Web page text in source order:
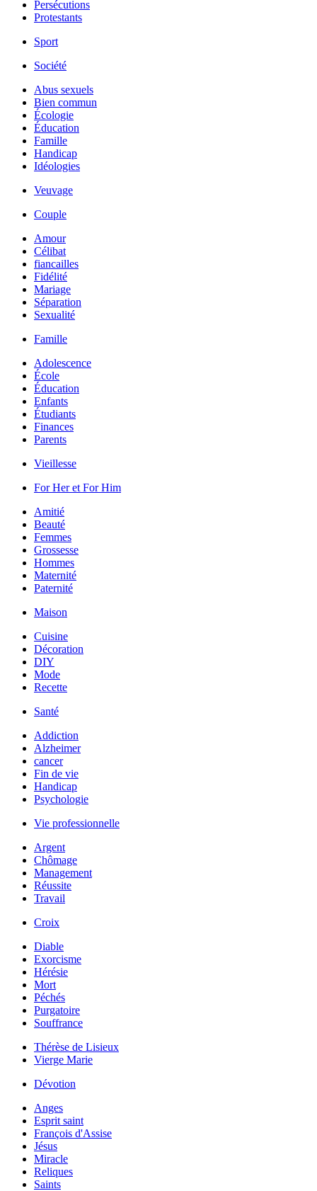
Persécutions
Protestants
Sport
Société
Abus sexuels
Bien commun
Écologie
Éducation
Famille
Handicap
Idéologies
Veuvage
Couple
Amour
Célibat
fiancailles
Fidélité
Mariage
Séparation
Sexualité
Famille
Adolescence
École
Éducation
Enfants
Étudiants
Finances
Parents
Vieillesse
For Her et For Him
Amitié
Beauté
Femmes
Grossesse
Hommes
Maternité
Paternité
Maison
Cuisine
Décoration
DIY
Mode
Recette
Santé
Addiction
Alzheimer
cancer
Fin de vie
Handicap
Psychologie
Vie professionnelle
Argent
Chômage
Management
Réussite
Travail
Croix
Diable
Exorcisme
Hérésie
Mort
Péchés
Purgatoire
Souffrance
Thérèse de Lisieux
Vierge Marie
Dévotion
Anges
Esprit saint
François d'Assise
Jésus
Miracle
Reliques
Saints